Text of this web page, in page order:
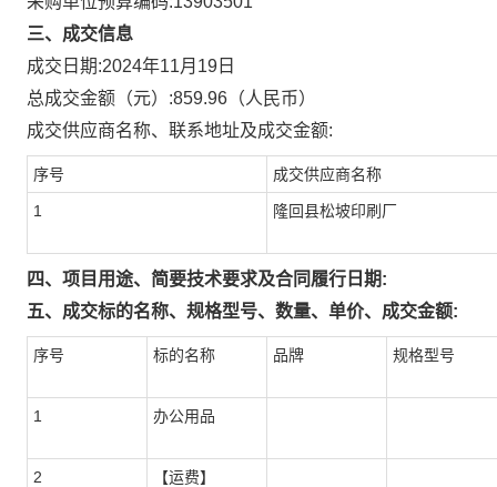
三、成交信息
成交日期:2024年11月19日
总成交金额（元）:859.96 （人民币）
成交供应商名称、联系地址及成交金额:
序号 成交供应商名称
1 隆回县松坡印刷厂
四、项目用途、简要技术要求及合同履行日期:
五、成交标的名称、规格型号、数量、单价、成交金额:
序号 标的名称 品牌 规格型号
1 办公用品
2 【运费】